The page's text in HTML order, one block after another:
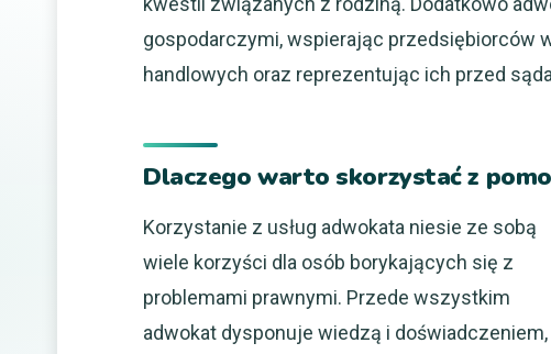
gospodarczymi, wspierając przedsiębiorców
handlowych oraz reprezentując ich przed
Dlaczego warto skorzystać z
Korzystanie z usług adwokata niesie ze sobą
wiele korzyści dla osób borykających się z
problemami prawnymi. Przede wszystkim
adwokat dysponuje wiedzą i doświadczeniem,